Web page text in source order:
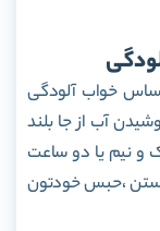
خواب آلودگی
آب از جا بلند
و نیم یا دو ساعت
،حبس خودتون